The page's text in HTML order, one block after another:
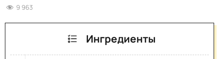
9 963
Ингредиенты